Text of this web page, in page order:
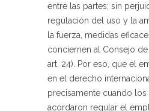
entre las partes; sin
regulación del uso y la
la fuerza, medidas
conciernen al Consejo de
art. 24). Por eso, que el
en el derecho
precisamente cuando los
acordaron regular el